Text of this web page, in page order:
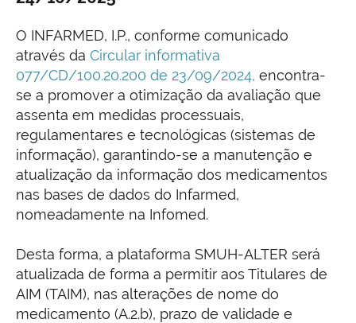
O INFARMED, I.P., conforme comunicado
através da Circular informativa
077/CD/100.20.200 de 23/09/2024, encontra-
se a promover a otimização da avaliação que
assenta em medidas processuais,
regulamentares e tecnológicas (sistemas de
informação), garantindo-se a manutenção e
atualização da informação dos medicamentos
nas bases de dados do Infarmed,
nomeadamente na Infomed.
Desta forma, a plataforma SMUH-ALTER será
atualizada de forma a permitir aos Titulares de
AIM (TAIM), nas alterações de nome do
medicamento (A.2.b), prazo de validade e